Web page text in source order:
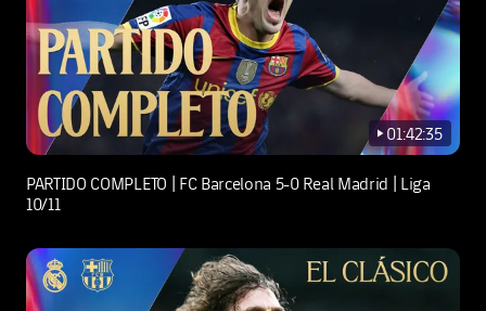
play-new
01:42:35
PARTIDO COMPLETO | FC Barcelona 5-0 Real Madrid | Liga
10/11